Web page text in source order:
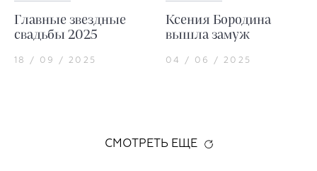
Главные звездные
свадьбы 2025
18 / 09 / 2025
Ксения Бородина
вышла замуж
04 / 06 / 2025
СМОТРЕТЬ ЕЩЕ